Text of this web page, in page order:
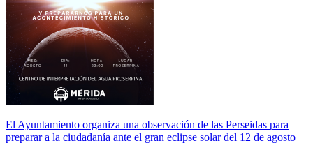
El Ayuntamiento organiza una observación de las Perseidas para
preparar a la ciudadanía ante el gran eclipse solar del 12 de agosto